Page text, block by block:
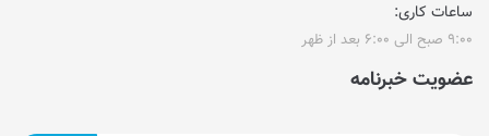
ساعات کاری:
۹:۰۰ صبح الی ۶:۰۰ بعد از ظهر
عضویت خبرنامه